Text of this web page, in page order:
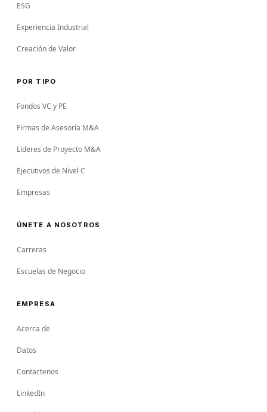
ESG
Experiencia Industrial
Creación de Valor
POR TIPO
Fondos VC y PE
Firmas de Asesoría M&A
Líderes de Proyecto M&A
Ejecutivos de Nivel C
Empresas
ÚNETE A NOSOTROS
Carreras
Escuelas de Negocio
EMPRESA
Acerca de
Datos
Contactenos
LinkedIn